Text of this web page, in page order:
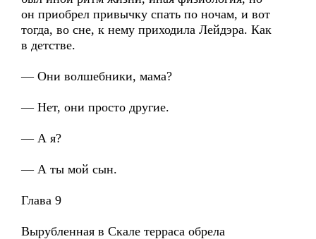
он приобрел привычку спать по ночам, и вот
тогда, во сне, к нему приходила Лейдэра. Как
в детстве.
— Они волшебники, мама?
— Нет, они просто другие.
— А я?
— А ты мой сын.
Глава 9
Вырубленная в Скале терраса обрела